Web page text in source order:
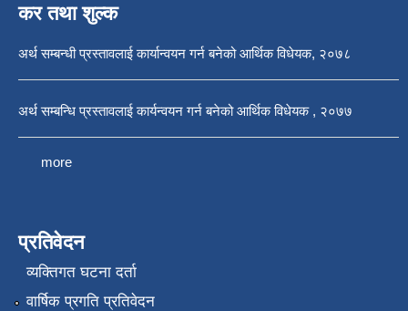
कर तथा शुल्क
अर्थ सम्बन्धी प्रस्तावलाई कार्यान्वयन गर्न बनेको आर्थिक विधेयक, २०७८
अर्थ सम्बन्धि प्रस्तावलाई कार्यन्वयन गर्न बनेको आर्थिक विधेयक , २०७७
more
प्रतिवेदन
व्यक्तिगत घटना दर्ता
वार्षिक प्रगति प्रतिवेदन